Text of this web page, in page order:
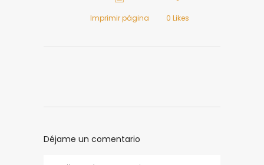
Imprimir página 0 Likes
Déjame un comentario